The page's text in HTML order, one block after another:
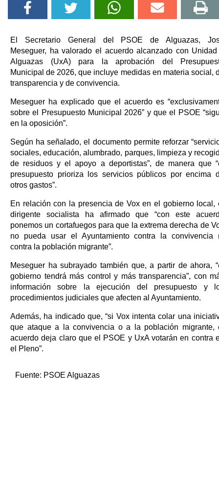
El Secretario General del PSOE de Alguazas,
Meseguer, ha valorado el acuerdo alcanzado con
Alguazas (UxA) para la aprobación del
Municipal de 2026, que incluye medidas en materia social,
transparencia y de convivencia.
Meseguer ha explicado que el acuerdo es
sobre el Presupuesto Municipal 2026” y que el PSOE
en la oposición”.
Según ha señalado, el documento permite reforzar
sociales, educación, alumbrado, parques, limpieza y
de residuos y el apoyo a deportistas”, de manera que
presupuesto prioriza los servicios públicos por encima
otros gastos”.
En relación con la presencia de Vox en el gobierno local,
dirigente socialista ha afirmado que “con este
ponemos un cortafuegos para que la extrema derecha de
no pueda usar el Ayuntamiento contra la convivencia
contra la población migrante”.
Meseguer ha subrayado también que, a partir de ahora,
gobierno tendrá más control y más transparencia”, con
información sobre la ejecución del presupuesto y
procedimientos judiciales que afecten al Ayuntamiento.
Además, ha indicado que, “si Vox intenta colar una
que ataque a la convivencia o a la población migrante,
acuerdo deja claro que el PSOE y UxA votarán en contra
el Pleno”.
Fuente: PSOE Alguazas